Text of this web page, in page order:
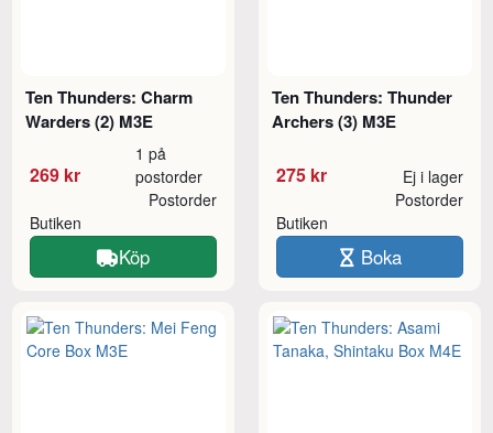
Ten Thunders: Charm
Warders (2) M3E
269 kr
1 på
postorder
Butiken
Postorder
Köp
Ten Thunders: Thunder
Archers (3) M3E
275 kr Ej i lager
Butiken
Postorder
Boka